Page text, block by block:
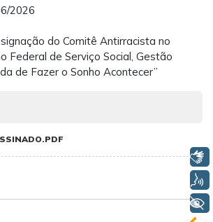
2026
do Comitê Antirracista no
Federal de Serviço Social, Gestão
de Fazer o Sonho Acontecer”
Libras
+ Acessibilidade